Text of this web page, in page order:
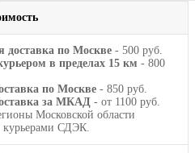
доставка по Москве - 500 руб.
в пределах 15 км - 800
по Москве - 850 руб.
за МКАД - от 1100 руб.
Московской области
курьерами СДЭК.